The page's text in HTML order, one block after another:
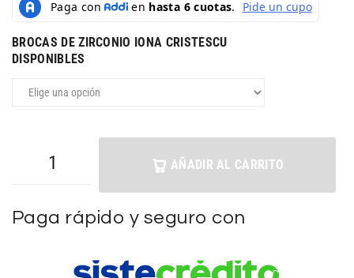
BROCAS DE ZIRCONIO IONA CRISTESCU
DISPONIBLES
AÑADIR AL CARRITO
Paga rápido y seguro con